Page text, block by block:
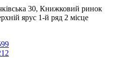
30, Книжковий ринок
ярус 1-й ряд 2 місце